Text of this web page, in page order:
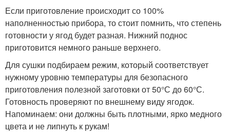
Если приготовление происходит со 100%
наполненностью прибора, то стоит помнить, что степень
готовности у ягод будет разная. Нижний поднос
приготовится немного раньше верхнего.
Для сушки подбираем режим, который соответствует
нужному уровню температуры для безопасного
приготовления полезной заготовки от 50°С до 60°С.
Готовность проверяют по внешнему виду ягодок.
Напоминаем: они должны быть плотными, ярко медного
цвета и не липнуть к рукам!